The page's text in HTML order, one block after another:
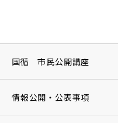
国循 市民公開講座
情報公開・公表事項